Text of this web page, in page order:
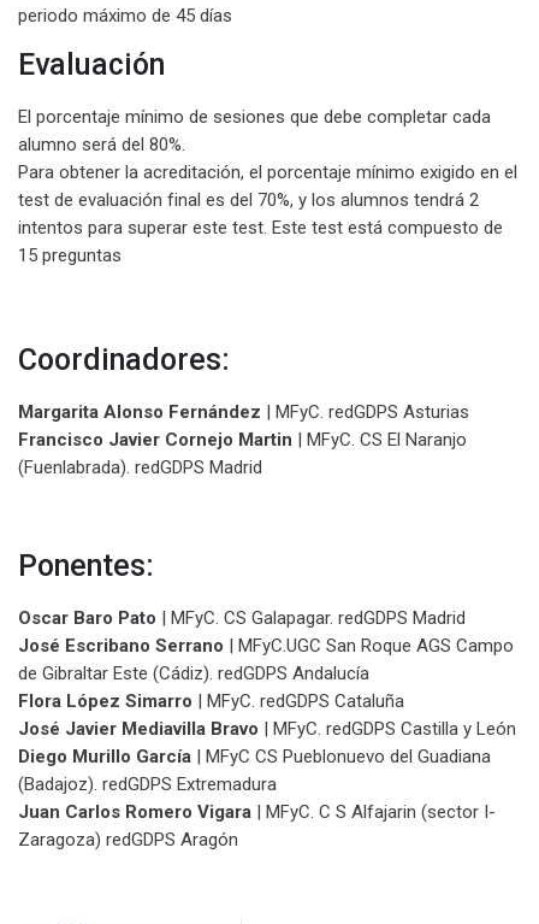
periodo máximo de 45 días
Evaluación
El porcentaje mínimo de sesiones que debe completar cada
alumno será del 80%.
Para obtener la acreditación, el porcentaje mínimo exigido en el
test de evaluación final es del 70%, y los alumnos tendrá 2
intentos para superar este test. Este test está compuesto de
15 preguntas
Coordinadores:
Margarita Alonso Fernández | MFyC. redGDPS Asturias
Francisco Javier Cornejo Martin | MFyC. CS El Naranjo
(Fuenlabrada). redGDPS Madrid
Ponentes:
Oscar Baro Pato | MFyC. CS Galapagar. redGDPS Madrid
José Escribano Serrano | MFyC.UGC San Roque AGS Campo
de Gibraltar Este (Cádiz). redGDPS Andalucía
Flora López Simarro | MFyC. redGDPS Cataluña
José Javier Mediavilla Bravo | MFyC. redGDPS Castilla y León
Diego Murillo García | MFyC CS Pueblonuevo del Guadiana
(Badajoz). redGDPS Extremadura
Juan Carlos Romero Vigara | MFyC. C S Alfajarin (sector I-
Zaragoza) redGDPS Aragón